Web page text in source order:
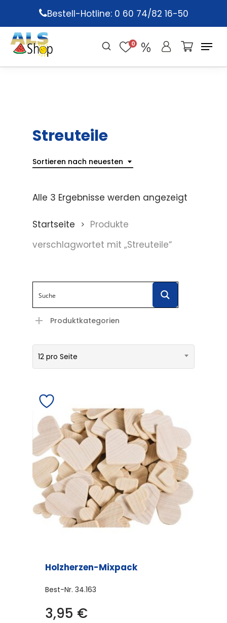
main
content
Bestell-Hotline: 0 60 74/82 16-50
0
Streuteile
Sortieren nach neuesten
Alle 3 Ergebnisse werden angezeigt
Startseite
Produkte
verschlagwortet mit „Streuteile“
Produktkategorien
12 pro Seite
Holzherzen-Mixpack
Best-Nr. 34.163
3,95 €